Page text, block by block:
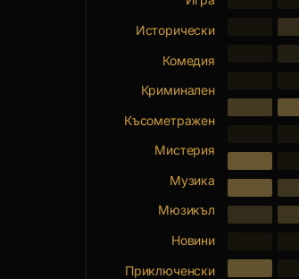
Исторически
Комедия
Криминален
Късометражен
Мистерия
Музика
Мюзикъл
Новини
Приключенски